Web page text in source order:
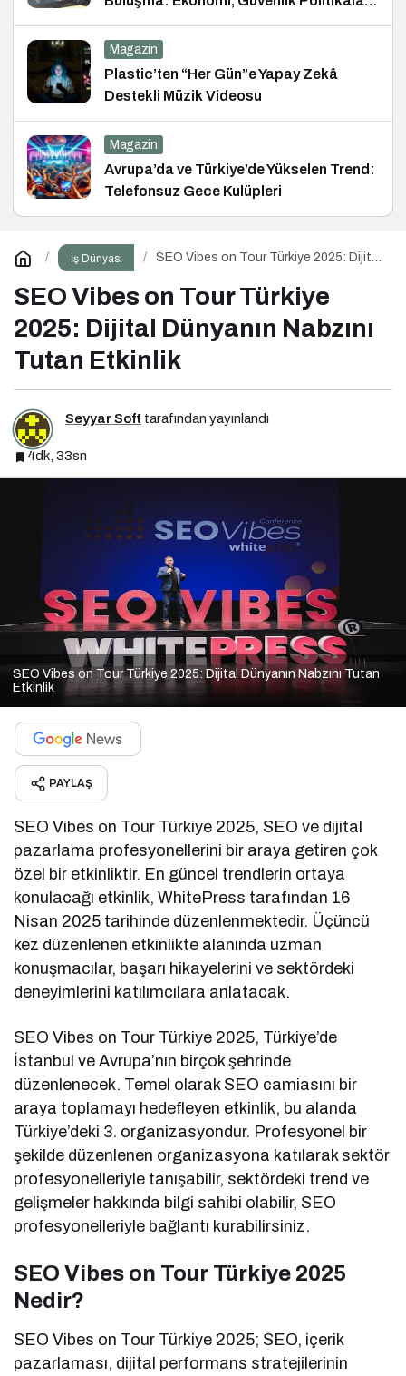
ve Hukuk Konferansı
Magazin
Plastic’ten “Her Gün”e Yapay Zekâ
Destekli Müzik Videosu
Magazin
Avrupa’da ve Türkiye’de Yükselen Trend:
Telefonsuz Gece Kulüpleri
İş Dünyası
SEO Vibes on Tour Türkiye 2025: Dijital
SEO Vibes on Tour Türkiye
2025: Dijital Dünyanın Nabzını
Tutan Etkinlik
Seyyar Soft tarafından yayınlandı
4dk, 33sn
SEO Vibes on Tour Türkiye 2025: Dijital Dünyanın Nabzını Tutan
Etkinlik
PAYLAŞ
SEO Vibes on Tour Türkiye 2025, SEO ve dijital
pazarlama profesyonellerini bir araya getiren çok
özel bir etkinliktir. En güncel trendlerin ortaya
konulacağı etkinlik, WhitePress tarafından 16
Nisan 2025 tarihinde düzenlenmektedir. Üçüncü
kez düzenlenen etkinlikte alanında uzman
konuşmacılar, başarı hikayelerini ve sektördeki
deneyimlerini katılımcılara anlatacak.
SEO Vibes on Tour Türkiye 2025, Türkiye’de
İstanbul ve Avrupa’nın birçok şehrinde
düzenlenecek. Temel olarak SEO camiasını bir
araya toplamayı hedefleyen etkinlik, bu alanda
Türkiye’deki 3. organizasyondur. Profesyonel bir
şekilde düzenlenen organizasyona katılarak sektör
profesyonelleriyle tanışabilir, sektördeki trend ve
gelişmeler hakkında bilgi sahibi olabilir, SEO
profesyonelleriyle bağlantı kurabilirsiniz.
SEO Vibes on Tour Türkiye 2025
Nedir?
SEO Vibes on Tour Türkiye 2025; SEO, içerik
pazarlaması, dijital performans stratejilerinin